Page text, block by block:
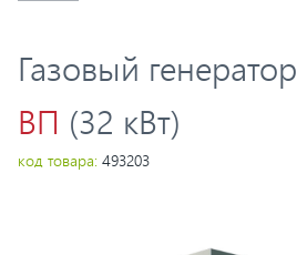
Газовый генератор
ВП (32 кВт)
код товара: 493203